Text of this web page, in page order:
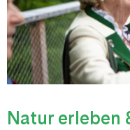
Natur erleben